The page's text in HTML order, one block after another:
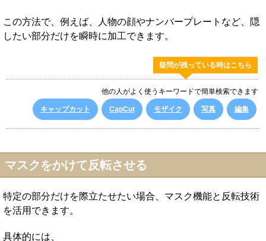
この方法で、例えば、人物の顔やナンバープレートなど、隠
したい部分だけを瞬時に加工できます。
疑問が残っている時はこちら
他の人がよく使うキーワードで簡単検索できます
キャップカット CapCut モザイク 写真 編集
マスクをかけて反転させる
特定の部分だけを際立たせたい場合、マスク機能と反転技術
を活用できます。
具体的には、